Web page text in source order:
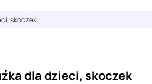
skoczek
dla dzieci, skoczek